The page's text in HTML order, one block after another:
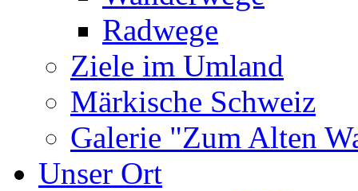
Radwege
Ziele im Umland
Märkische Schweiz
Galerie "Zum Alten
Unser Ort